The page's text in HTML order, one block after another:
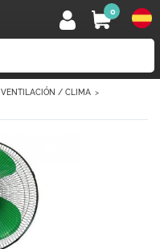
0
VENTILACIÓN / CLIMA